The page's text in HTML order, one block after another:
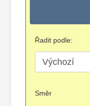
Řadit podle:
Směr